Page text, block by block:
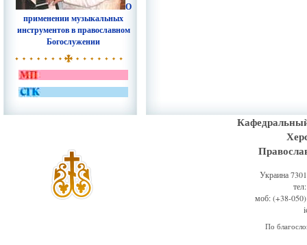
О
применении музыкальных
инструментов в православном
Богослужении
Украина
моб: (+38-
По